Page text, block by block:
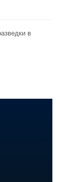
в